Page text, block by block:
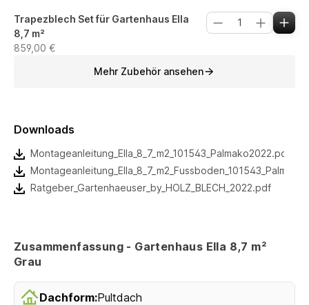
Trapezblech Set für Gartenhaus Ella
8,7 m²
859,00 €
Mehr Zubehör ansehen
Downloads
Montageanleitung_Ella_8_7_m2_101543_Palmako2022.pdf
Ratgeber_Gartenhaeuser_by_HOLZ_BLECH_2022.pdf
Zusammenfassung - Gartenhaus Ella 8,7 m²
Grau
Dachform:Pultdach